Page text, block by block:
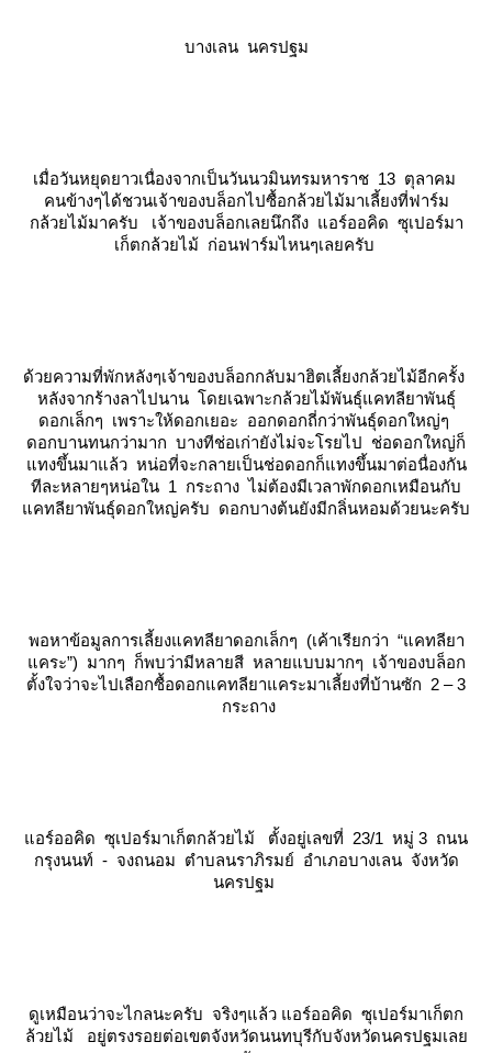
บางเลน นครปฐม
เมื่อวันหยุดยาวเนื่องจากเป็นวันนวมินทรมหาราช 13 ตุลาคม
คนข้างๆได้ชวนเจ้าของบล็อกไปซื้อกล้วยไม้มาเลี้ยงที่ฟาร์ม
กล้วยไม้มาครับ เจ้าของบล็อกเลยนึกถึง อร์ออคิด ซุเปอร์มา
เก็ตกล้วยไม้ ก่อนฟาร์มไหนๆเลยครับ
ด้วยความที่พักหลังๆเจ้าของบล็อกกลับมาฮิตเลี้ยงกล้วยไม้อีกครั้ง
หลังจากร้างลาไปนาน โดยเฉพาะกล้วยไม้พันธุ์แคทลียาพันธุ์
ดอกเล็กๆ เพราะให้ดอกเยอะ ออกดอกถี่กว่าพันธุ์ดอกใหญ่ๆ
ดอกบานทนกว่ามาก บางทีช่อเก่ายังไม่จะโรยไป ช่อดอกใหญ่ก็
ทงขึ้นมาแล้ว หน่อที่จะกลายเป็นช่อดอกก็แทงขึ้นมาต่อนื่องกัน
ทีละหลายๆหน่อใน 1 กระถาง ไม่ต้องมีเวลาพักดอกเหมือนกับ
คทลียาพันธุ์ดอกใหญ่ครับ ดอกบางต้นยังมีกลิ่นหอมด้วยนะครับ
พอหาข้อมูลการเลี้ยงแคทลียาดอกเล็กๆ (เค้าเรียกว่า “แคทลียา
คระ”) มากๆ ก็พบว่ามีหลายสี หลายแบบมากๆ เจ้าของบล็อก
ตั้งใจว่าจะไปเลือกซื้อดอกแคทลียาแคระมาเลี้ยงที่บ้านซัก 2 – 3
กระถาง
อร์ออคิด ซุเปอร์มาเก็ตกล้วยไม้
ตั้งอยู่เลขที่ 23/1 หมู่ 3 ถนน
กรุงนนท์ - จงถนอม ตำบลนราภิรมย์ อำเภอบางเลน จังหวัด
นครปฐม
ดูเหมือนว่าจะไกลนะครับ จริงๆแล้ว อร์ออคิด ซุเปอร์มาเก็ตก
ล้วยไม้
อยู่ตรงรอยต่อเขตจังหวัดนนทบุรีกับจังหวัดนครปฐมเล